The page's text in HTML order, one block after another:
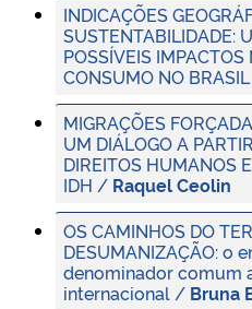
INDICAÇÕES
SUSTENTABILIDADE:
POSSÍVEIS
CONSUMO NO
MIGRAÇÕES
UM DIÁLOGO A
DIREITOS HUMANOS
IDH / Raquel Ceolin
OS CAMINHOS DO
DESUMANIZAÇÃO: o
denominador comum
internacional / Bruna